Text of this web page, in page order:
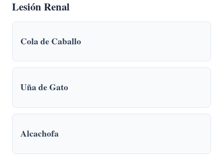
Lesión Renal
Cola de Caballo
Uña de Gato
Alcachofa